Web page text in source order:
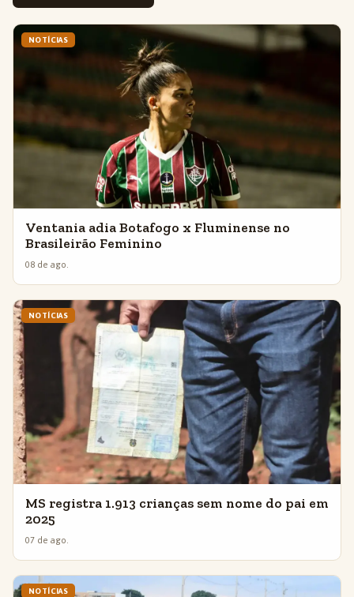
NOTÍCIAS
Ventania adia Botafogo x Fluminense no
Brasileirão Feminino
08 de ago.
NOTÍCIAS
MS registra 1.913 crianças sem nome do pai em
2025
07 de ago.
NOTÍCIAS